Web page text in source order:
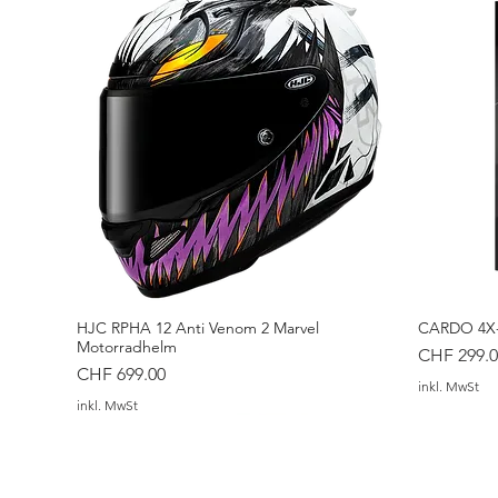
HJC RPHA 12 Anti Venom 2 Marvel
Motorradhelm
Preis
CHF 699.00
inkl. MwSt
CARDO
Preis
CHF
inkl. MwSt